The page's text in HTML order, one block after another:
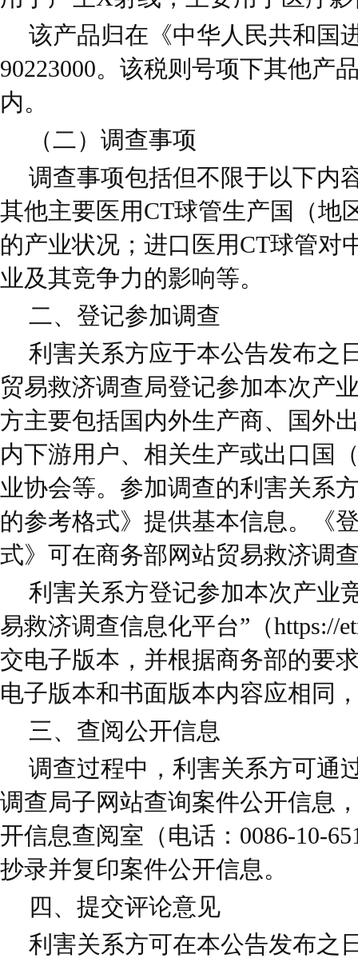
该产品归在《中华人民共和国
90223000。该税则号项下其他产
内。
（二）调查事项
调查事项包括但不限于以下内
其他主要医用CT球管生产国（地
的产业状况；进口医用CT球管对
业及其竞争力的影响等。
二、登记参加调查
利害关系方应于本公告发布之
贸易救济调查局登记参加本次产
方主要包括国内外生产商、国外
内下游用户、相关生产或出口国
业协会等。参加调查的利害关系
的参考格式》提供基本信息。《
式》可在商务部网站贸易救济调
利害关系方登记参加本次产业
易救济调查信息化平台”（https://
交电子版本，并根据商务部的要
电子版本和书面版本内容应相同
三、查阅公开信息
调查过程中，利害关系方可通
调查局子网站查询案件公开信息
开信息查阅室（电话：0086-10-
抄录并复印案件公开信息。
四、提交评论意见
利害关系方可在本公告发布之